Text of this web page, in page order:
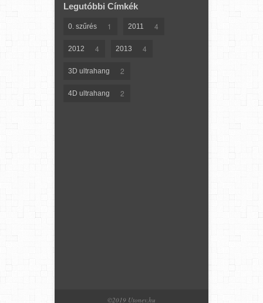
Legutóbbi Címkék
0. szűrés 1 2011 4
2012 4 2013 4
3D ultrahang 2
4D ultrahang 2
©2019 Utonev.hu